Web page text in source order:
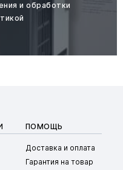
и обработки
ПОМОЩЬ
Доставка и оплата
Гарантия на товар